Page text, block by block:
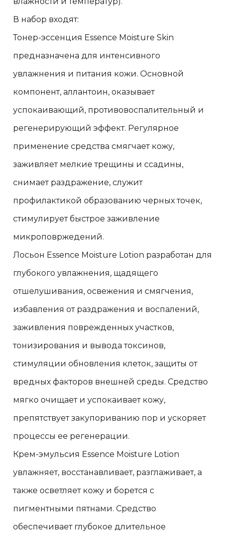
В набор входят:
Тонер-эссенция Essence Moisture Skin
предназначена для интенсивного
увлажнения и питания кожи. Основной
компонент, аллантоин, оказывает
успокаивающий, противовоспалительный и
регенерирующий эффект. Регулярное
применение средства смягчает кожу,
заживляет мелкие трещины и ссадины,
снимает раздражение, служит
профилактикой образованию черных точек,
стимулирует быстрое заживление
микроповржедений.
Лосьон Essence Moisture Lotion разработан для
глубокого увлажнения, щадящего
отшелушивания, освежения и смягчения,
избавления от раздражения и воспалений,
заживления поврежденных участков,
тонизирования и вывода токсинов,
стимуляции обновления клеток, защиты от
вредных факторов внешней среды. Средство
мягко очищает и успокаивает кожу,
препятствует закупориванию пор и ускоряет
процессы ее регенерации.
Крем-эмульсия Essence Moisture Lotion
увлажняет, восстанавливает, разглаживает, а
также осветляет кожу и борется с
пигментными пятнами. Средство
обеспечивает глубокое длительное